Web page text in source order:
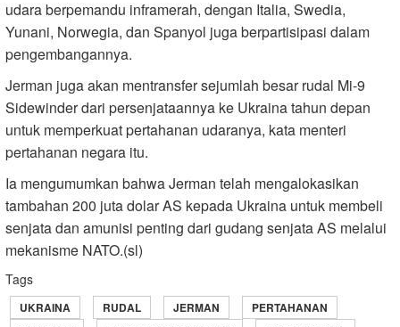
udara berpemandu inframerah, dengan Italia, Swedia,
Yunani, Norwegia, dan Spanyol juga berpartisipasi dalam
pengembangannya.
Jerman juga akan mentransfer sejumlah besar rudal Mi-9
Sidewinder dari persenjataannya ke Ukraina tahun depan
untuk memperkuat pertahanan udaranya, kata menteri
pertahanan negara itu.
Ia mengumumkan bahwa Jerman telah mengalokasikan
tambahan 200 juta dolar AS kepada Ukraina untuk membeli
senjata dan amunisi penting dari gudang senjata AS melalui
mekanisme NATO.(sl)
Tags
UKRAINA RUDAL JERMAN
PERTAHANAN